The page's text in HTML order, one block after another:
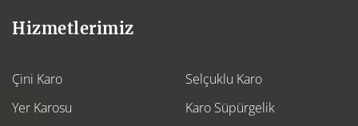
Hizmetlerimiz
Çini Karo
Yer Karosu
Selçuklu Karo
Karo Süpürgelik